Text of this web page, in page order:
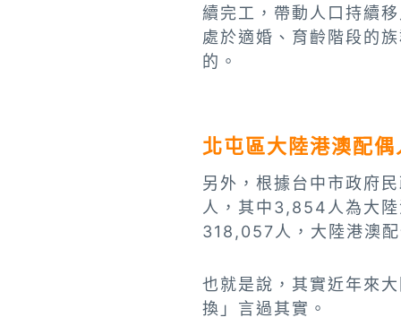
續完工，帶動人口持續
處於適婚、育齡階段的
的。
北屯區大陸港澳配
另外，根據台中市政府
人，其中3,854人為大
318,057人，大陸港澳
也就是說，其實近年來
換」言過其實。